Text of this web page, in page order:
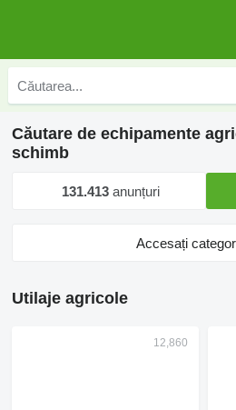
Căutare de echipamente
schimb
131.413 anunțuri
Accesați
Utilaje agricole